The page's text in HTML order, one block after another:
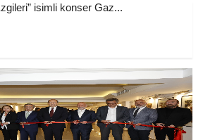
isimli konser Gaz...